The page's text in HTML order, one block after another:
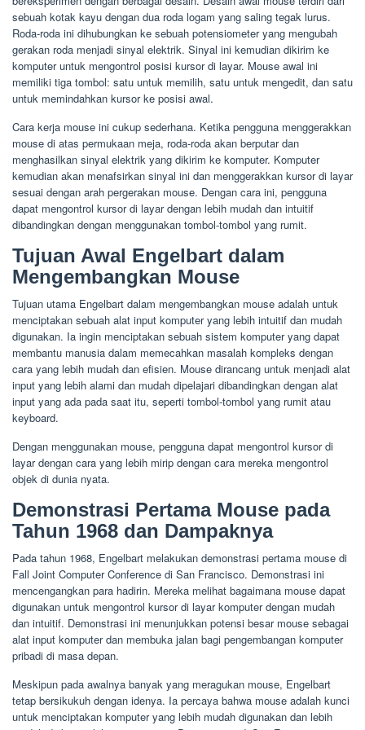
sebuah kotak kayu dengan dua roda logam yang saling tegak lurus.
Roda-roda ini dihubungkan ke sebuah potensiometer yang mengubah
gerakan roda menjadi sinyal elektrik. Sinyal ini kemudian dikirim ke
komputer untuk mengontrol posisi kursor di layar. Mouse awal ini
memiliki tiga tombol: satu untuk memilih, satu untuk mengedit, dan satu
untuk memindahkan kursor ke posisi awal.
Cara kerja mouse ini cukup sederhana. Ketika pengguna menggerakkan
mouse di atas permukaan meja, roda-roda akan berputar dan
menghasilkan sinyal elektrik yang dikirim ke komputer. Komputer
kemudian akan menafsirkan sinyal ini dan menggerakkan kursor di layar
sesuai dengan arah pergerakan mouse. Dengan cara ini, pengguna
dapat mengontrol kursor di layar dengan lebih mudah dan intuitif
dibandingkan dengan menggunakan tombol-tombol yang rumit.
Tujuan Awal Engelbart dalam
Mengembangkan Mouse
Tujuan utama Engelbart dalam mengembangkan mouse adalah untuk
menciptakan sebuah alat input komputer yang lebih intuitif dan mudah
digunakan. Ia ingin menciptakan sebuah sistem komputer yang dapat
membantu manusia dalam memecahkan masalah kompleks dengan
cara yang lebih mudah dan efisien. Mouse dirancang untuk menjadi alat
input yang lebih alami dan mudah dipelajari dibandingkan dengan alat
input yang ada pada saat itu, seperti tombol-tombol yang rumit atau
keyboard.
Dengan menggunakan mouse, pengguna dapat mengontrol kursor di
layar dengan cara yang lebih mirip dengan cara mereka mengontrol
objek di dunia nyata.
Demonstrasi Pertama Mouse pada
Tahun 1968 dan Dampaknya
Pada tahun 1968, Engelbart melakukan demonstrasi pertama mouse di
Fall Joint Computer Conference di San Francisco. Demonstrasi ini
mencengangkan para hadirin. Mereka melihat bagaimana mouse dapat
digunakan untuk mengontrol kursor di layar komputer dengan mudah
dan intuitif. Demonstrasi ini menunjukkan potensi besar mouse sebagai
alat input komputer dan membuka jalan bagi pengembangan komputer
pribadi di masa depan.
Meskipun pada awalnya banyak yang meragukan mouse, Engelbart
tetap bersikukuh dengan idenya. Ia percaya bahwa mouse adalah kunci
untuk menciptakan komputer yang lebih mudah digunakan dan lebih